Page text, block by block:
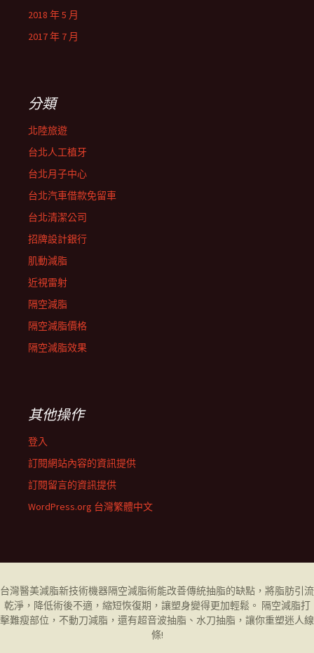
2018 年 5 月
2017 年 7 月
分類
北陸旅遊
台北人工植牙
台北月子中心
台北汽車借款免留車
台北清潔公司
招牌設計銀行
肌動減脂
近視雷射
隔空減脂
隔空減脂價格
隔空減脂效果
其他操作
登入
訂閱網站內容的資訊提供
訂閱留言的資訊提供
WordPress.org 台灣繁體中文
台灣醫美減脂新技術機器隔空減脂術能改善傳統抽脂的缺點，將脂肪引流
乾淨，降低術後不適，縮短恢復期，讓塑身變得更加輕鬆。 隔空減脂打
擊難瘦部位，不動刀減脂，還有超音波抽脂、水刀抽脂，讓你重塑迷人線
條!